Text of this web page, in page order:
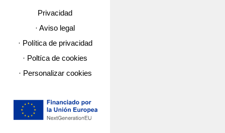
Privacidad
· Aviso legal
· Política de privacidad
· Poltíca de cookies
· Personalizar cookies